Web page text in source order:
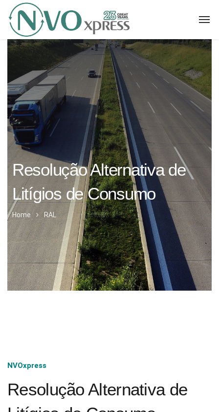
Resolução Alternativa de
Litígios de Consumo
Home RAL
NVOxpress
Resolução Alternativa de